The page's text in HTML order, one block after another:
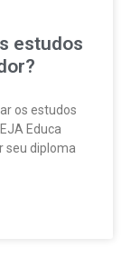
estudos
os estudos
Educa
seu diploma